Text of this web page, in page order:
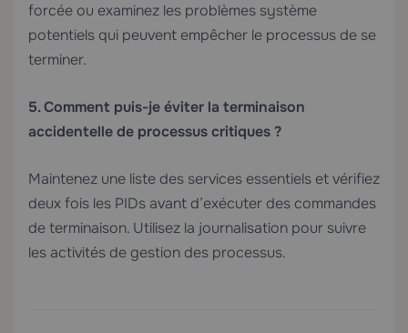
forcée ou examinez les problèmes système
potentiels qui peuvent empêcher le processus de se
terminer.
5. Comment puis-je éviter la terminaison
accidentelle de processus critiques ?
Maintenez une liste des services essentiels et vérifiez
deux fois les PIDs avant d’exécuter des commandes
de terminaison. Utilisez la journalisation pour suivre
les activités de gestion des processus.